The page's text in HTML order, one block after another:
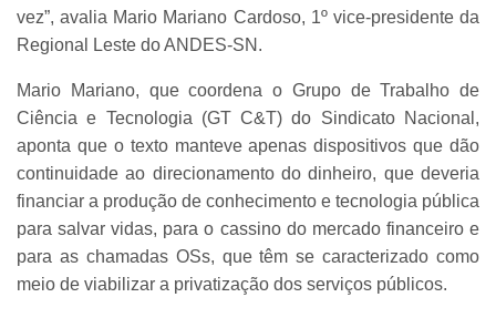
vez”, avalia Mario Mariano Cardoso, 1º vice-presidente da
Regional Leste do ANDES-SN.
Mario Mariano, que coordena o Grupo de Trabalho de
Ciência e Tecnologia (GT C&T) do Sindicato Nacional,
aponta que o texto manteve apenas dispositivos que dão
continuidade ao direcionamento do dinheiro, que deveria
financiar a produção de conhecimento e tecnologia pública
para salvar vidas, para o cassino do mercado financeiro e
para as chamadas OSs, que têm se caracterizado como
meio de viabilizar a privatização dos serviços públicos.